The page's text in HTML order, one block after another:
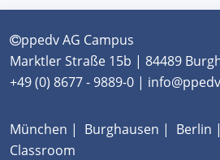
ppedv AG Campus
Marktler Straße 15b | 84489
+49 (0) 8677 - 9889-0 |
München | Burghausen | Berlin |
Classroom